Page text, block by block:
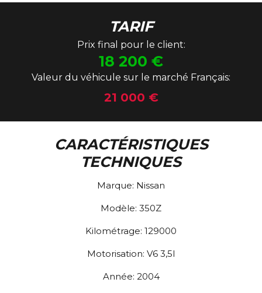
TARIF
Prix final pour le client:
18 200 €
Valeur du véhicule sur le marché Français:
21 000 €
CARACTÉRISTIQUES
TECHNIQUES
Marque: Nissan
Modèle: 350Z
Kilométrage: 129000
Motorisation: V6 3,5l
Année: 2004